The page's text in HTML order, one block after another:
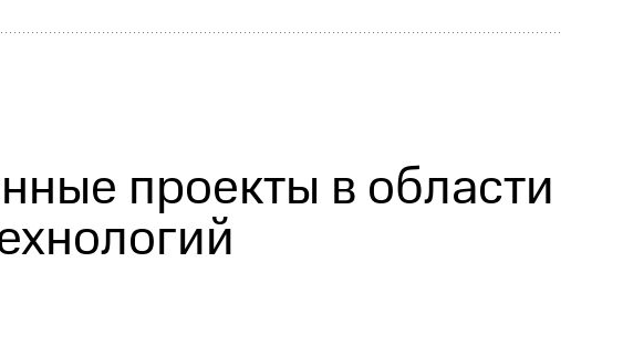
Контроль и аудитРынок акций
проекты в области